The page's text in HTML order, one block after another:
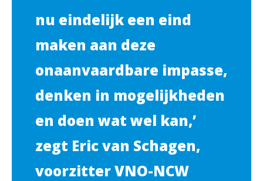
nu eindelijk een eind
maken aan deze
onaanvaardbare impasse,
denken in mogelijkheden
en doen wat wel kan,’
zegt Eric van Schagen,
voorzitter VNO-NCW